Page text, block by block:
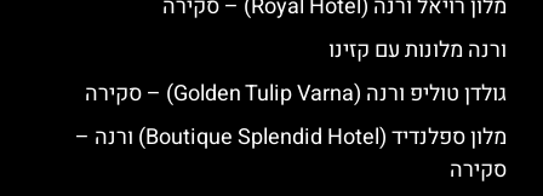
מלון רויאל ורנה (Royal Hotel) – סקירה
ורנה מלונות עם קזינו
גולדן טוליפ ורנה (Golden Tulip Varna) – סקירה
מלון ספלנדיד (Boutique Splendid Hotel) ורנה –
סקירה